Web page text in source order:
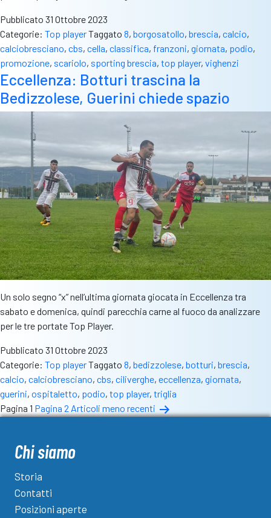
Pubblicato 31 Ottobre 2023
Categorie: Top playerTaggato 8, borgosatollo, brescia, calcio,
calciobresciano, cbs, cella, classifica, franzoni, giornata, podio,
promozione, scariolo, sporting brescia, top player, vighenzi
Eccellenza: Botturi trascina la
Bedizzolese, Guerini chiede spazio
Un solo segno “x” nell’ultima giornata giocata in Eccellenza tra
sabato e domenica, quindi parecchia carne al fuoco da analizzare
per le tre portate Top Player.
Pubblicato 31 Ottobre 2023
Categorie: Top playerTaggato 8, bedizzolese, botturi, brescia,
calcio, calciobresciano, cbs, ciliverghe, eccellenza, giornata,
guerini, ospitaletto, podio, top player, triglia
Paginazione
articoli
Pagina 1 Pagina 2 Articoli meno recenti
Chi siamo
Storia
Contatti
Posizioni aperte